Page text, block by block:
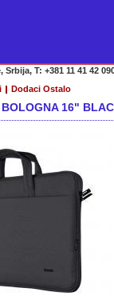
T: +381 11 41 42
Dodaci Ostalo
16"